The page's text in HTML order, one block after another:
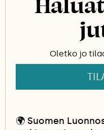
hautautuu tietoa ja
Oletko jo
🌍 Suomen